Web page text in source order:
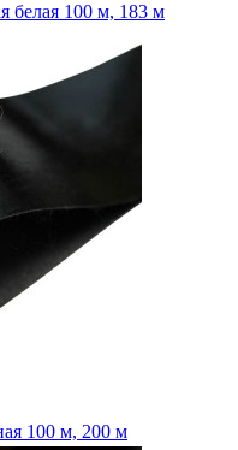
100 м, 200 м
м, 200 м с усиленным